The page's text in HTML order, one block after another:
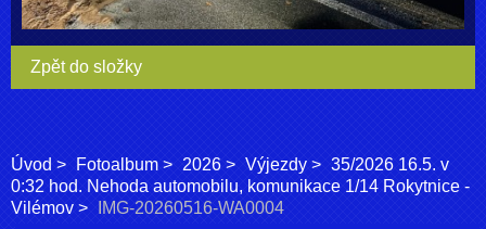
Zpět do složky
Úvod Fotoalbum 2026 Výjezdy
35/2026 16.5. v
0:32 hod. Nehoda automobilu, komunikace 1/14 Rokytnice -
Vilémov
IMG-20260516-WA0004